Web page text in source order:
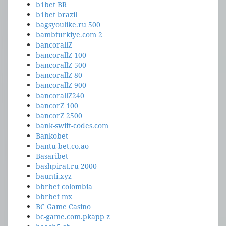
b1bet BR
b1bet brazil
bagsyoulike.ru 500
bambturkiye.com 2
bancorallZ
bancorallZ 100
bancorallZ 500
bancorallZ 80
bancorallZ 900
bancorallZ240
bancorZ 100
bancorZ 2500
bank-swift-codes.com
Bankobet
bantu-bet.co.ao
Basaribet
bashpirat.ru 2000
baunti.xyz
bbrbet colombia
bbrbet mx
BC Game Casino
bc-game.com.pkapp z